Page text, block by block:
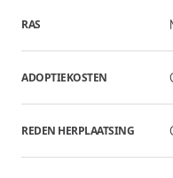
RAS
ADOPTIEKOSTEN
REDEN HERPLAATSING